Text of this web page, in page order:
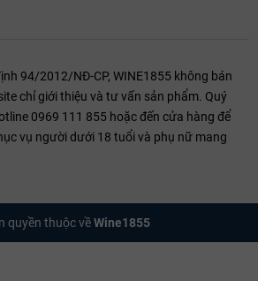
94/2012/NĐ-CP, WINE1855 không bán
chỉ giới thiệu và tư vấn sản phẩm. Quý
0969 111 855 hoặc đến cửa hàng để
vụ người dưới 18 tuổi và phụ nữ mang
quyền thuộc vềWine1855